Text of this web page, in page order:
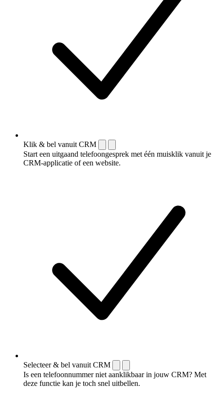
Klik & bel vanuit CRM
Start een uitgaand telefoongesprek met één muisklik vanuit je
CRM-applicatie of een website.
Selecteer & bel vanuit CRM
Is een telefoonnummer niet aanklikbaar in jouw CRM? Met
deze functie kan je toch snel uitbellen.